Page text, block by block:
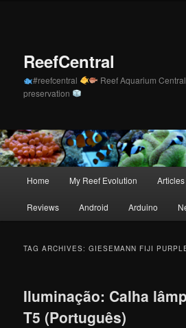
ReefCentral
#reefcentral Reef Aquarium
preservation
Home My Reef Evolution Articles
Reviews Android Arduino
TAG ARCHIVES:GIESEMANN FIJI
Iluminação: Calha
T5 (Português)